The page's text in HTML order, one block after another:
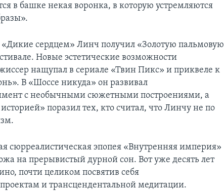
в башке некая воронка, в которую устремляются
сердцем» Линч получил «Золотую пальмовую
Новые эстетические возможности
нащупал в сериале «Твин Пикс» и приквеле к
В «Шоссе никуда» он развивал
с необычными сюжетными построениями, а
поразил тех, кто считал, что Линчу не по
сюрреалистическая эпопея «Внутренняя империя»
на прерывистый дурной сон. Вот уже десять лет
почти целиком посвятив себя
и трансцендентальной медитации.